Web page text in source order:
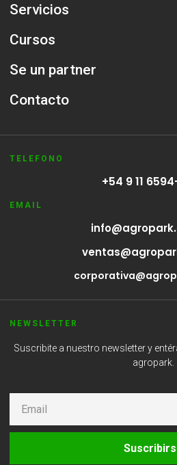
Servicios
Cursos
Se un partner
Contacto
TELEFONO
+54 9 11
EMAIL
NEWSLETTER
Suscribite a nuestro newsletter y
agropark.